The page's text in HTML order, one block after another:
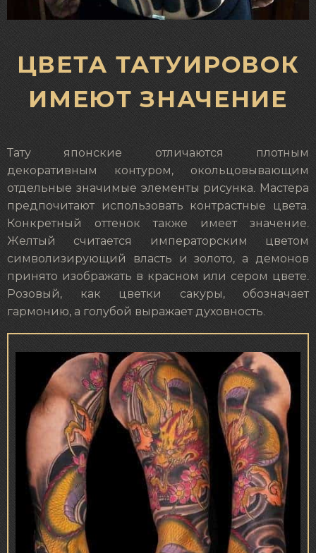
ЦВЕТА ТАТУИРОВОК
ИМЕЮТ ЗНАЧЕНИЕ
Тату японские отличаются плотным
декоративным контуром, окольцовывающим
отдельные значимые элементы рисунка. Мастера
предпочитают использовать контрастные цвета.
Конкретный оттенок также имеет значение.
Желтый считается императорским цветом
символизирующий власть и золото, а демонов
принято изображать в красном или сером цвете.
Розовый, как цветки сакуры, обозначает
гармонию, а голубой выражает духовность.